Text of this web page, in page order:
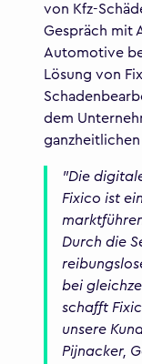
von Kfz-
Gespräch mit
Automotive
Lösung von
dem
"Die
Fixico ist
Durch die
bei
schafft
unsere
Pijnacker,